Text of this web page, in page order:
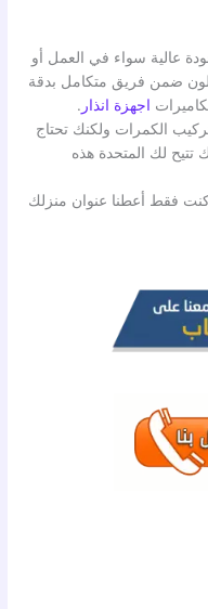
عالية سواء في العمل أو
ضمن فريق متكامل بدقة
اجهزة انذار .
الكمرات ولكنك تحتاج
تتيح لك المتحدة هذه
كنت فقط أعطنا عنوان منزلك